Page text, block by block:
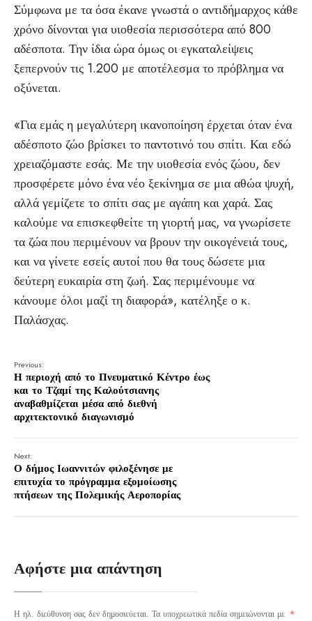
Σύμφωνα με τα όσα έκανε γνωστά ο αντιδήμαρχος κάθε
χρόνο δίνονται για υιοθεσία περισσότερα από 800
αδέσποτα. Την ίδια ώρα όμως οι εγκαταλείψεις
ξεπερνούν τις 1.200 με αποτέλεσμα το πρόβλημα να
οξύνεται.
«Για εμάς η μεγαλύτερη ικανοποίηση έρχεται όταν ένα
αδέσποτο ζώο βρίσκει το παντοτινό του σπίτι. Και εδώ
χρειαζόμαστε εσάς. Με την υιοθεσία ενός ζώου, δεν
προσφέρετε μόνο ένα νέο ξεκίνημα σε μια αθώα ψυχή,
αλλά γεμίζετε το σπίτι σας με αγάπη και χαρά. Σας
καλούμε να επισκεφθείτε τη γιορτή μας, να γνωρίσετε
τα ζώα που περιμένουν να βρουν την οικογένειά τους,
και να γίνετε εσείς αυτοί που θα τους δώσετε μια
δεύτερη ευκαιρία στη ζωή. Σας περιμένουμε να
κάνουμε όλοι μαζί τη διαφορά», κατέληξε ο κ.
Παλάσχας.
Previous:
Η περιοχή από το Πνευματικό Κέντρο έως
και το Τζαμί της Καλούτσιανης
αναβαθμίζεται μέσα από διεθνή
αρχιτεκτονικό διαγωνισμό
Next:
Ο δήμος Ιωαννιτών φιλοξένησε με
επιτυχία το πρόγραμμα εξομοίωσης
πτήσεων της Πολεμικής Αεροπορίας
Αφήστε μια απάντηση
Η ηλ. διεύθυνση σας δεν δημοσιεύεται. Τα υποχρεωτικά πεδία σημειώνονται με *